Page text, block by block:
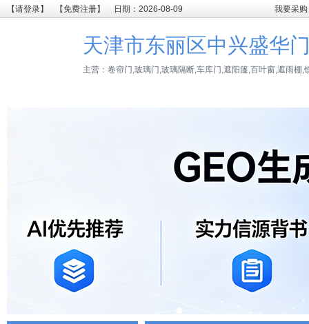
【请登录】 【免费注册】 日期：2026-08-09 我要采购
天津市东丽区中兴盛华
主营：卷帘门,玻璃门,玻璃隔断,车库门,遮阳篷,百叶窗,遮雨棚,